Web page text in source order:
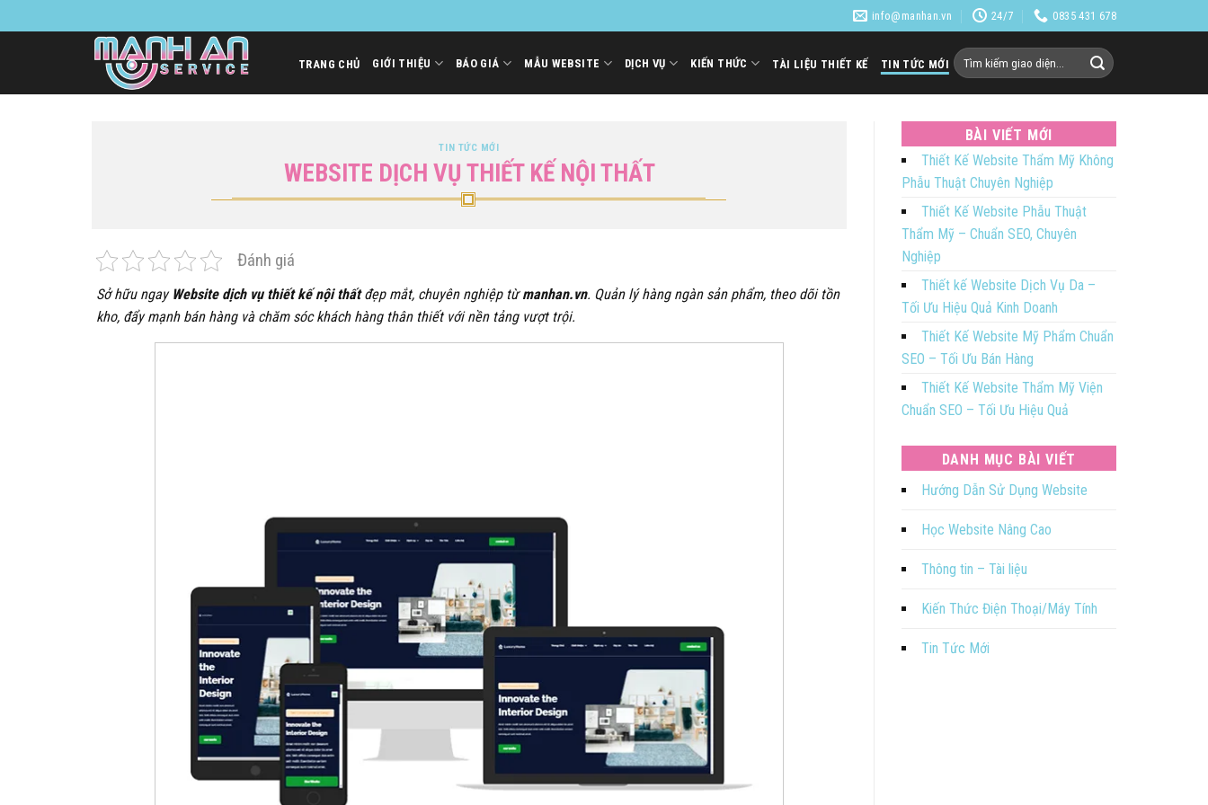
qua
info@manhan.vn 24/7 0835 431 678
TRANG CHỦ GIỚI THIỆU BÁO GIÁ MẪU WEBSITE DỊCH VỤ KIẾN THỨC TÀI LIỆU THIẾT KẾ TIN TỨC MỚI Tìm
TIN TỨC MỚI
WEBSITE DỊCH VỤ THIẾT KẾ NỘI THẤT
Đánh giá
Sở hữu ngay Website dịch vụ thiết kế nội thấtđẹp mắt, chuyên nghiệp từmanhan.vn. Quản lý hàng ngàn sản phẩm, theo dõi tồn
kho, đẩy mạnh bán hàng và chăm sóc khách hàng thân thiết với nền tảng vượt trội.
BÀI VIẾT MỚI
Thiết Kế Website Thẩm Mỹ Không
Phẫu Thuật Chuyên Nghiệp
Thiết Kế Website Phẫu Thuật
Thẩm Mỹ – Chuẩn SEO, Chuyên
Nghiệp
Thiết kế Website Dịch Vụ Da –
Tối Ưu Hiệu Quả Kinh Doanh
Thiết Kế Website Mỹ Phẩm Chuẩn
SEO – Tối Ưu Bán Hàng
Thiết Kế Website Thẩm Mỹ Viện
Chuẩn SEO – Tối Ưu Hiệu Quả
DANH MỤC BÀI VIẾT
Hướng Dẫn Sử Dụng Website
Học Website Nâng Cao
Thông tin – Tài liệu
Kiến Thức Điện Thoại/Máy Tính
Tin Tức Mới